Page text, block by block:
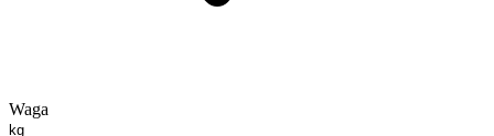
Waga